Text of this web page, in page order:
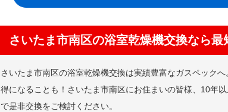
さいたま市南区の浴室乾燥機交換なら
さいたま市南区の浴室乾燥機交換は実績豊富なガスペック
得になることも！さいたま市南区にお住まいの皆様、10年
で是非交換をご検討ください。